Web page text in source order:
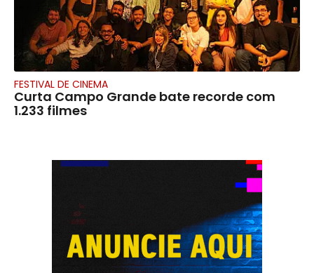
FESTIVAL DE CINEMA
Curta Campo Grande bate recorde com
1.233 filmes